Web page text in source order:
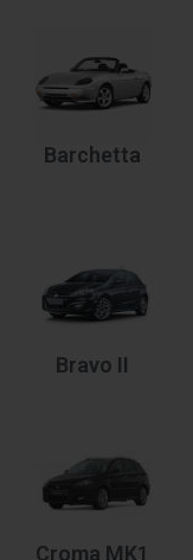
Barchetta
Bravo II
Croma MK1